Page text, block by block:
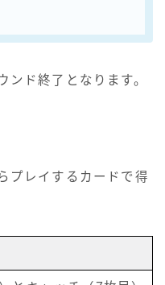
ンド終了となります。
プレイするカードで得